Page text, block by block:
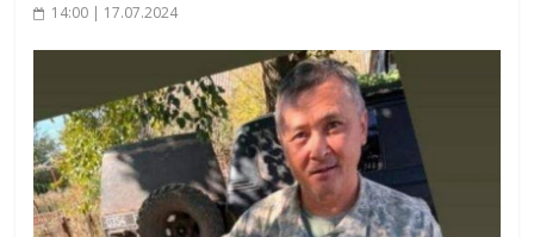
14:00 | 17.07.2024